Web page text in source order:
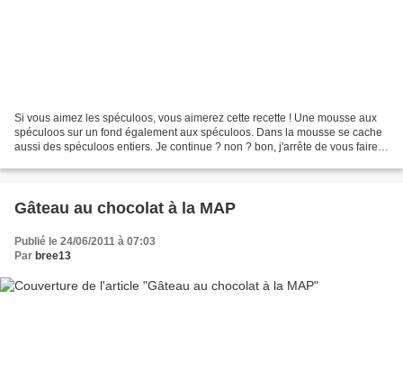
Si vous aimez les spéculoos, vous aimerez cette recette ! Une mousse aux
spéculoos sur un fond également aux spéculoos. Dans la mousse se cache
aussi des spéculoos entiers. Je continue ? non ? bon, j'arrête de vous faire
Gâteau au chocolat à la MAP
Publié le 24/06/2011 à 07:03
Par bree13